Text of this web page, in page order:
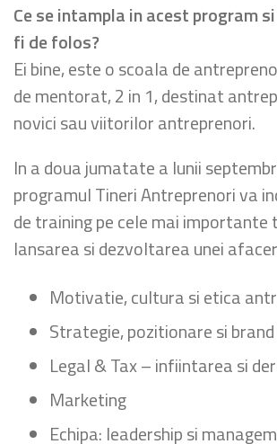
Ce se intampla in acest program
fi de folos?
Ei bine, este o scoala de
de mentorat, 2 in 1, destinat
novici sau viitorilor antreprenori.
In a doua jumatate a lunii
programul Tineri Antreprenori va
de training pe cele mai importante
lansarea si dezvoltarea unei
Motivatie, cultura si etica
Strategie, pozitionare si brand
Legal & Tax – infiintarea si
Marketing
Echipa: leadership si